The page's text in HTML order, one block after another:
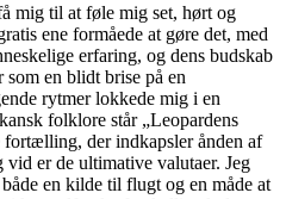
mig til at føle mig set, hørt og
ene formåede at gøre det, med
erfaring, og dens budskab
en blidt brise på en
rytmer lokkede mig i en
folklore står „Leopardens
der indkapsler ånden af
er de ultimative valutaer. Jeg
en kilde til flugt og en måde at